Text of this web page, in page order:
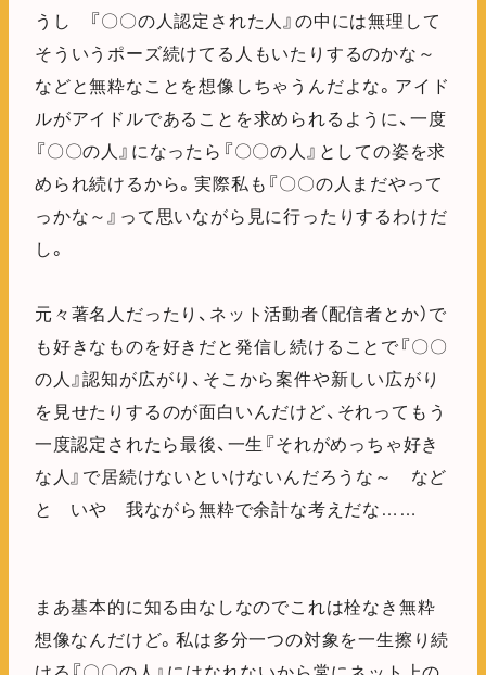
うし 『〇〇の人認定された人』の中には無理して
そういうポーズ続けてる人もいたりするのかな～
などと無粋なことを想像しちゃうんだよな。アイド
ルがアイドルであることを求められるように、一度
『〇〇の人』になったら『〇〇の人』としての姿を求
められ続けるから。実際私も『〇〇の人まだやって
っかな～』って思いながら見に行ったりするわけだ
し。
元々著名人だったり、ネット活動者（配信者とか）で
も好きなものを好きだと発信し続けることで『〇〇
の人』認知が広がり、そこから案件や新しい広がり
を見せたりするのが面白いんだけど、それってもう
一度認定されたら最後、一生『それがめっちゃ好き
な人』で居続けないといけないんだろうな～ など
と いや 我ながら無粋で余計な考えだな……
まあ基本的に知る由なしなのでこれは栓なき無粋
想像なんだけど。私は多分一つの対象を一生擦り続